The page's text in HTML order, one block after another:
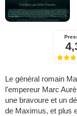
Le général romain
l'empereur Marc
une bravoure et un
de Maximus, et plus